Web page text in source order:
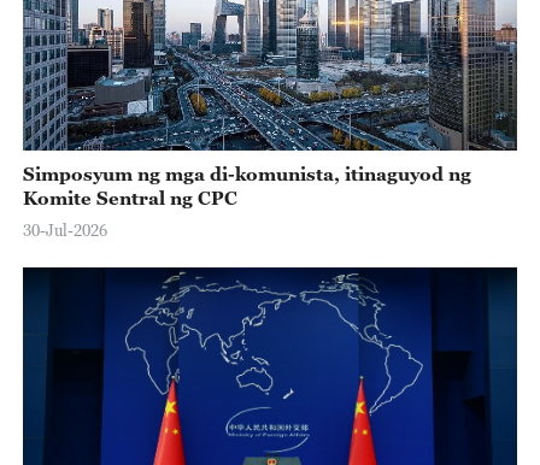
Simposyum ng mga di-komunista, itinaguyod ng
Komite Sentral ng CPC
30-Jul-2026